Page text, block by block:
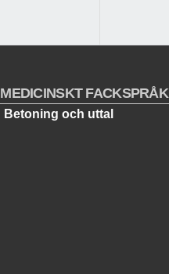
MEDICINSKT FACKSPRÅK
Betoning och uttal